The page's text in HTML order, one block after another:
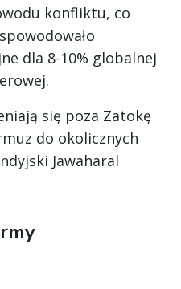
konfliktu, co
dla 8-10% globalnej
się poza Zatokę
do okolicznych
Jawaharal